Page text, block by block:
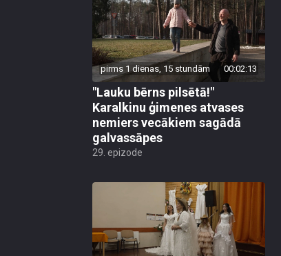
pirms 1 dienas, 15 stundām 00:02:13
"Lauku bērns pilsētā!"
Karalkinu ģimenes atvases
nemiers vecākiem sagādā
galvassāpes
29. epizode